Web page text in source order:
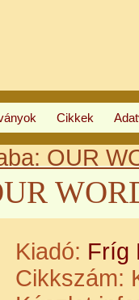
Cikkek
OUR
Kiadó: Fríg
Cikkszám: